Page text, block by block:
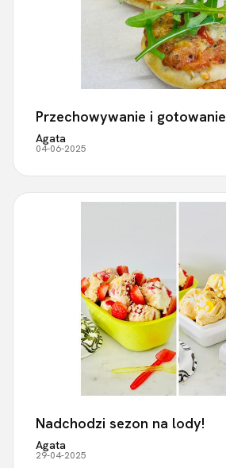
Przechowywanie i
Agata
04-06-2025
Nadchodzi sezon na lody!
Agata
29-04-2025